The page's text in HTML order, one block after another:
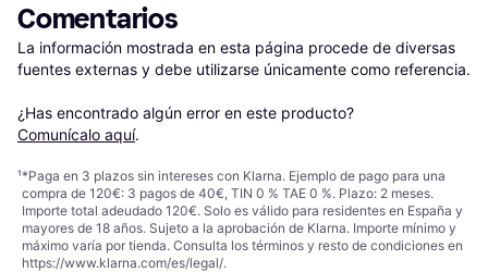
Comentarios
La información mostrada en esta página procede de diversas
fuentes externas y debe utilizarse únicamente como referencia.
¿Has encontrado algún error en este producto?
Comunícalo aquí.
¹*Paga en 3 plazos sin intereses con Klarna. Ejemplo de pago para una
compra de 120€: 3 pagos de 40€, TIN 0 % TAE 0 %. Plazo: 2 meses.
Importe total adeudado 120€. Solo es válido para residentes en España y
mayores de 18 años. Sujeto a la aprobación de Klarna. Importe mínimo y
máximo varía por tienda. Consulta los términos y resto de condiciones en
https://www.klarna.com/es/legal/.